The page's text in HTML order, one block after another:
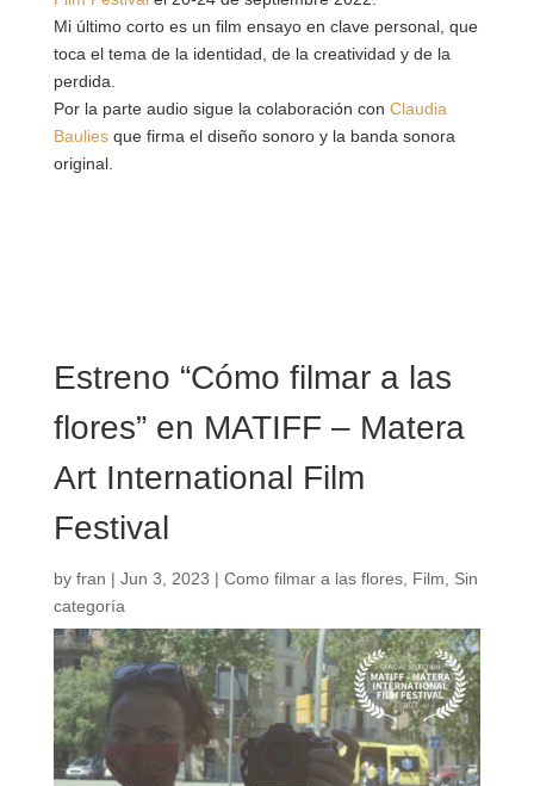
Mi último corto es un film ensayo en clave personal, que
toca el tema de la identidad, de la creatividad y de la
perdida.
Por la parte audio sigue la colaboración con Claudia
Bauliesque firma el diseño sonoro y la banda sonora
original.
Estreno “Cómo filmar a las
flores” en MATIFF – Matera
Art International Film
Festival
by fran | Jun 3, 2023 | Como filmar a las flores, Film
Sin
categoría